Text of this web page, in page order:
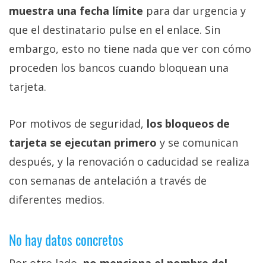
muestra una fecha límite para dar urgencia y
que el destinatario pulse en el enlace. Sin
embargo, esto no tiene nada que ver con cómo
proceden los bancos cuando bloquean una
tarjeta.
Por motivos de seguridad, los bloqueos de
tarjeta se ejecutan primero y se comunican
después, y la renovación o caducidad se realiza
con semanas de antelación a través de
diferentes medios.
No hay datos concretos